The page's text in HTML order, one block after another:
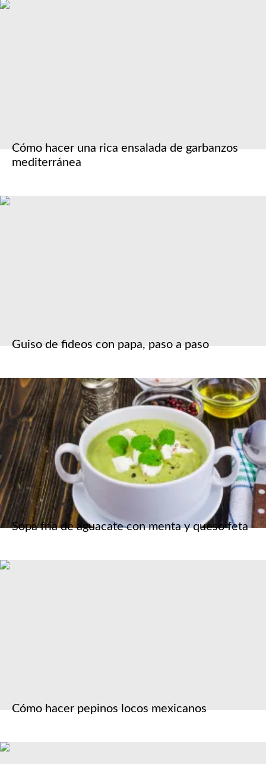
Cómo hacer una rica ensalada de garbanzos
mediterránea
Guiso de fideos con papa, paso a paso
Sopa fría de aguacate con menta y queso feta
Cómo hacer pepinos locos mexicanos